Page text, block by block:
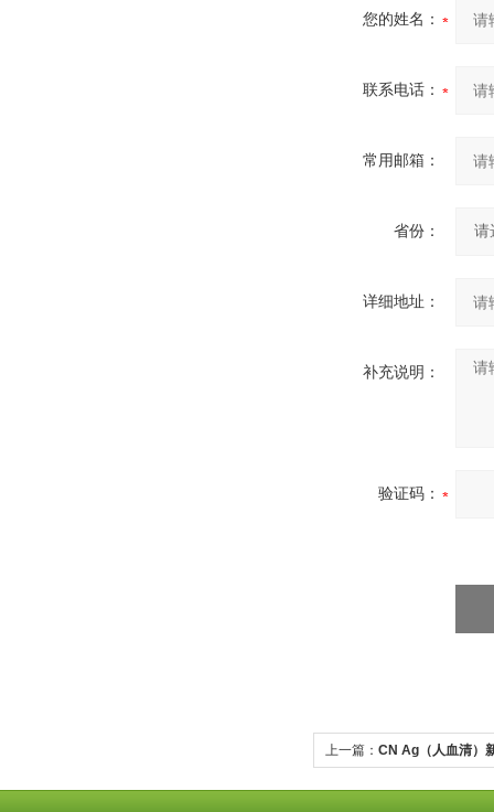
您的姓名：
联系电话：
常用邮箱：
省份：
详细地址：
补充说明：
验证码：
上一篇： CN Ag（人血清）